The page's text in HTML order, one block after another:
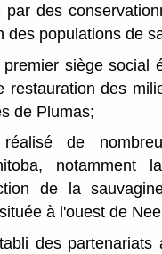
par des
des populations de
siège social
restauration des
de Plumas;
de
notamment
de la
à l'ouest de
des partenariats